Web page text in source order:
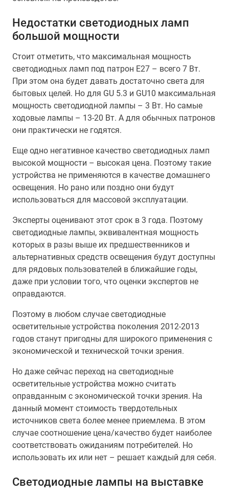
Недостатки светодиодных ламп
большой мощности
Стоит отметить, что максимальная мощность
светодиодных ламп под патрон Е27 – всего 7 Вт.
При этом она будет давать достаточно света для
бытовых целей. Но для GU 5.3 и GU10 максимальная
мощность светодиодной лампы – 3 Вт. Но самые
ходовые лампы – 13-20 Вт. А для обычных патронов
они практически не годятся.
Еще одно негативное качество светодиодных ламп
высокой мощности – высокая цена. Поэтому такие
устройства не применяются в качестве домашнего
освещения. Но рано или поздно они будут
использоваться для массовой эксплуатации.
Эксперты оценивают этот срок в 3 года. Поэтому
светодиодные лампы, эквивалентная мощность
которых в разы выше их предшественников и
альтернативных средств освещения будут доступны
для рядовых пользователей в ближайшие годы,
даже при условии того, что оценки экспертов не
оправдаются.
Поэтому в любом случае светодиодные
осветительные устройства поколения 2012-2013
годов станут пригодны для широкого применения с
экономической и технической точки зрения.
Но даже сейчас переход на светодиодные
осветительные устройства можно считать
оправданным с экономической точки зрения. На
данный момент стоимость твердотельных
источников света более менее приемлема. В этом
случае соотношение цена/качество будет наиболее
соответствовать ожиданиям потребителей. Но
использовать их или нет – решает каждый для себя.
Светодиодные лампы на выставке